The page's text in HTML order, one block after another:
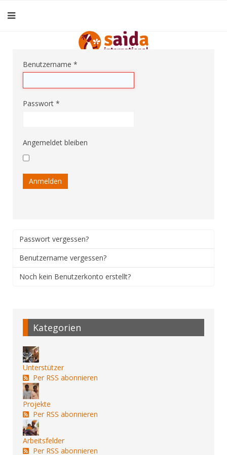
Benutzername *
Passwort *
Angemeldet bleiben
Anmelden
Passwort vergessen?
Benutzername vergessen?
Noch kein Benutzerkonto erstellt?
Kategorien
Unterstützer
Per RSS abonnieren
Projekte
Per RSS abonnieren
Arbeitsfelder
Per RSS abonnieren